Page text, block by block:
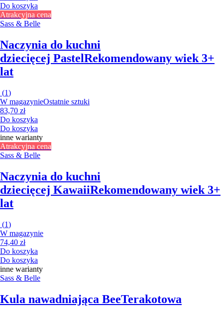
Do koszyka
Atrakcyjna cena
Sass & Belle
Naczynia do kuchni
dziecięcej PastelRekomendowany wiek 3+
lat
(1)
W magazynieOstatnie sztuki
83,70 zł
Do koszyka
Do koszyka
inne warianty
Atrakcyjna cena
Sass & Belle
Naczynia do kuchni
dziecięcej KawaiiRekomendowany wiek 3+
lat
(1)
W magazynie
74,40 zł
Do koszyka
Do koszyka
inne warianty
Sass & Belle
Kula nawadniająca BeeTerakotowa